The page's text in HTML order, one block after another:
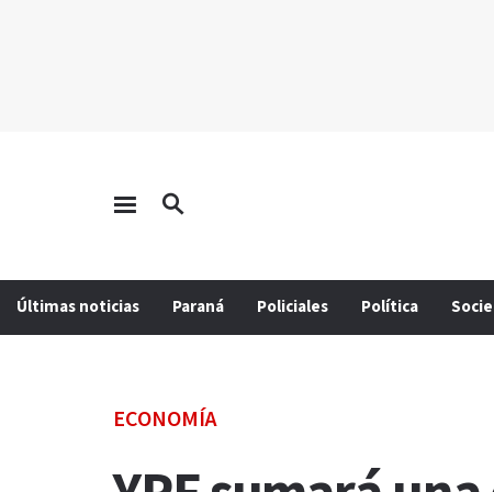
Últimas noticias Paraná Policiales Política
ECONOMÍA